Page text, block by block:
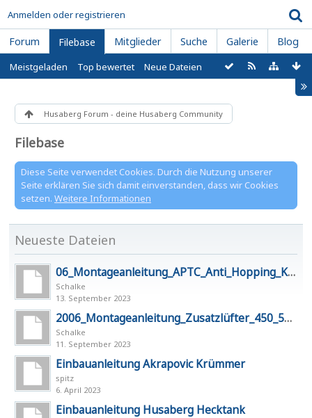
Anmelden oder registrieren
Forum Filebase Mitglieder Suche Galerie Blog
Meistgeladen Top bewertet Neue Dateien
Husaberg Forum - deine Husaberg Community
Filebase
Diese Seite verwendet Cookies. Durch die Nutzung unserer
Seite erklären Sie sich damit einverstanden, dass wir Cookies
setzen. Weitere Informationen
Neueste Dateien
Schalke
13. September 2023
Schalke
11. September 2023
Einbauanleitung Akrapovic Krümmer
spitz
6. April 2023
Einbauanleitung Husaberg Hecktank